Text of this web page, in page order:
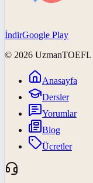
İndirGoogle Play
© 2026 UzmanTOEFL
Anasayfa
Dersler
Yorumlar
Blog
Ücretler